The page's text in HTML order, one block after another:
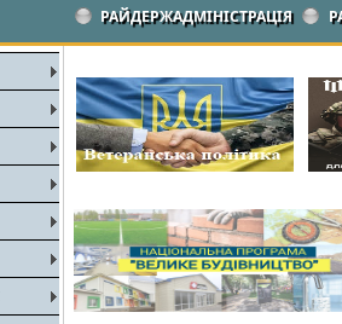
РАЙДЕРЖАДМІНІСТРАЦІЯ